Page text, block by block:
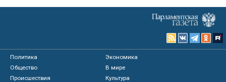
Политика
Экономика
Общество
В мире
Происшествия
Культура